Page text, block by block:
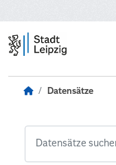
Datensätze